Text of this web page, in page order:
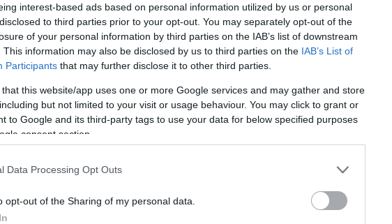
interest-based ads based on personal information utilized by us or personal
to third parties prior to your opt-out. You may separately opt-out of the
of your personal information by third parties on the IAB’s list of downstream
This information may also be disclosed by us to third parties on the IAB’s List of
Participants that may further disclose it to other third parties.
that this website/app uses one or more Google services and may gather and store
but not limited to your visit or usage behaviour. You may click to grant or
to Google and its third-party tags to use your data for below specified purposes
consent section.
Data Processing Opt Outs
opt-out of the Sharing of my personal data.
Erste Bank:
Euróban és
a befektetők fele
PÉNZÜGY 2024. nov. 4.
Kiváló évet zárt az
Erste, és idén még